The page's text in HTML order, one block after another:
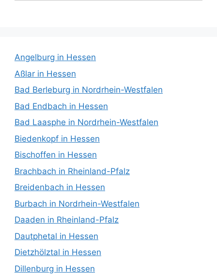
Angelburg in Hessen
Aßlar in Hessen
Bad Berleburg in Nordrhein-Westfalen
Bad Endbach in Hessen
Bad Laasphe in Nordrhein-Westfalen
Biedenkopf in Hessen
Bischoffen in Hessen
Brachbach in Rheinland-Pfalz
Breidenbach in Hessen
Burbach in Nordrhein-Westfalen
Daaden in Rheinland-Pfalz
Dautphetal in Hessen
Dietzhölztal in Hessen
Dillenburg in Hessen